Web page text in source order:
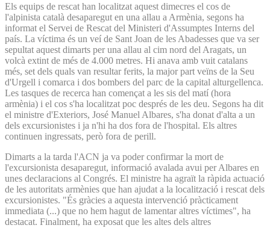
Els equips de rescat han localitzat aquest dimecres el cos de
l'alpinista català desaparegut en una allau a Armènia, segons ha
informat el Servei de Rescat del Ministeri d'Assumptes Interns del
país. La víctima és un veí de Sant Joan de les Abadesses que va ser
sepultat aquest dimarts per una allau al cim nord del Aragats, un
volcà extint de més de 4.000 metres. Hi anava amb vuit catalans
més, set dels quals van resultar ferits, la major part veïns de la Seu
d'Urgell i comarca i dos bombers del parc de la capital alturgellenca.
Les tasques de recerca han començat a les sis del matí (hora
armènia) i el cos s'ha localitzat poc després de les deu. Segons ha dit
el ministre d'Exteriors, José Manuel Albares, s'ha donat d'alta a un
dels excursionistes i ja n'hi ha dos fora de l'hospital. Els altres
continuen ingressats, però fora de perill.
Dimarts a la tarda l'ACN ja va poder confirmar la mort de
l'excursionista desaparegut, informació avalada avui per Albares en
unes declaracions al Congrés. El ministre ha agraït la ràpida actuació
de les autoritats armènies que han ajudat a la localització i rescat dels
excursionistes. "És gràcies a aquesta intervenció pràcticament
immediata (...) que no hem hagut de lamentar altres víctimes", ha
destacat. Finalment, ha exposat que les altes dels altres